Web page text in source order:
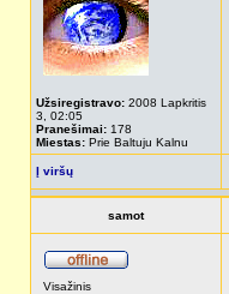
Užsiregistravo: 2008 Lapkritis
3, 02:05
Pranešimai: 178
Miestas: Prie Baltuju Kalnu
Į viršų
samot
Visažinis